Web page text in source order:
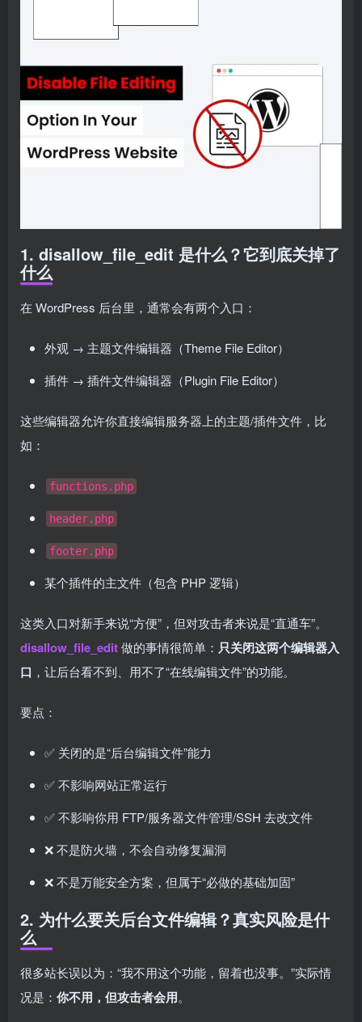
1. disallow_file_edit 是什么？它到底关掉了
什么
在 WordPress 后台里，通常会有两个入口：
外观 → 主题文件编辑器（Theme File Editor）
插件 → 插件文件编辑器（Plugin File Editor）
这些编辑器允许你直接编辑服务器上的主题/插件文件，比
如：
functions.php
header.php
footer.php
某个插件的主文件（包含 PHP 逻辑）
这类入口对新手来说“方便”，但对攻击者来说是“直通车”。
disallow_file_edit做的事情很简单： 只关闭这两个编辑器入
口 ，让后台看不到、用不了“在线编辑文件”的功能。
要点：
✅ 关闭的是“后台编辑文件”能力
✅ 不影响网站正常运行
✅ 不影响你用 FTP/服务器文件管理/SSH 去改文件
❌ 不是防火墙，不会自动修复漏洞
❌ 不是万能安全方案，但属于“必做的基础加固”
2. 为什么要关后台文件编辑？真实风险是什
么
很多站长误以为：“我不用这个功能，留着也没事。”实际情
况是： 你不用，但攻击者会用。